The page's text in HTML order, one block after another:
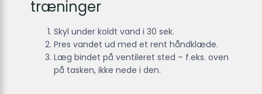
træninger
Skyl under koldt vand i 30 sek.
Pres vandet ud med et rent håndklæde.
Læg bindet på ventileret sted – f.eks. oven
på tasken, ikke nede i den.